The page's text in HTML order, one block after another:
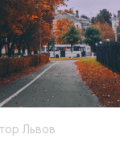
Львов